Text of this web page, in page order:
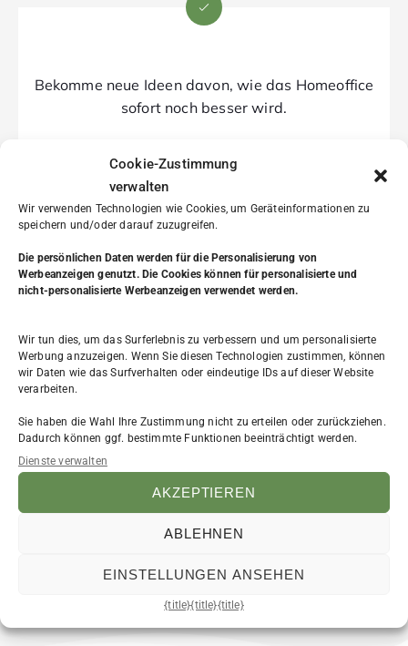
Bekomme neue Ideen davon, wie das Homeoffice
sofort noch besser wird.
Erfahre, wie du einen guten Feierabend
Arbeitsalltag.
Bekomme neue Impulse, wie du auch mit
unbeeinflussbaren Situationen einen guten
Cookie-Zustimmung
verwalten
Wir verwenden Technologien wie Cookies, um Geräteinformationen zu
speichern und/oder darauf zuzugreifen.
Die persönlichen Daten werden für die Personalisierung von
Werbeanzeigen genutzt. Die Cookies können für personalisierte und
nicht-personalisierte Werbeanzeigen verwendet werden.
Wir tun dies, um das Surferlebnis zu verbessern und um personalisierte
Werbung anzuzeigen. Wenn Sie diesen Technologien zustimmen, können
wir Daten wie das Surfverhalten oder eindeutige IDs auf dieser Website
verarbeiten.
Sie haben die Wahl Ihre Zustimmung nicht zu erteilen oder zurückziehen.
Dadurch können ggf. bestimmte Funktionen beeinträchtigt werden.
Dienste verwalten
AKZEPTIEREN
ABLEHNEN
EINSTELLUNGEN ANSEHEN
{title}{title}{title}